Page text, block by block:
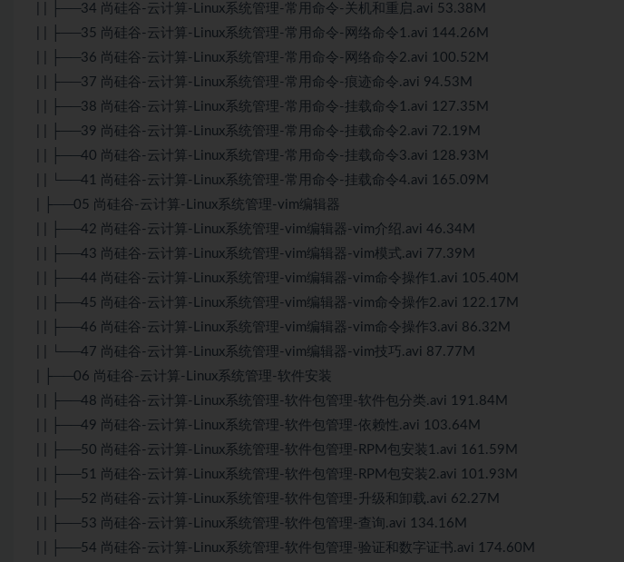
| | ├──34 尚硅谷-云计算-Linux系统管理-常用命令-关机和重启.avi 53.38M
| | ├──35 尚硅谷-云计算-Linux系统管理-常用命令-网络命令1.avi 144.26M
| | ├──36 尚硅谷-云计算-Linux系统管理-常用命令-网络命令2.avi 100.52M
| | ├──37 尚硅谷-云计算-Linux系统管理-常用命令-痕迹命令.avi 94.53M
| | ├──38 尚硅谷-云计算-Linux系统管理-常用命令-挂载命令1.avi 127.35M
| | ├──39 尚硅谷-云计算-Linux系统管理-常用命令-挂载命令2.avi 72.19M
| | ├──40 尚硅谷-云计算-Linux系统管理-常用命令-挂载命令3.avi 128.93M
| | └──41 尚硅谷-云计算-Linux系统管理-常用命令-挂载命令4.avi 165.09M
| ├──05 尚硅谷-云计算-Linux系统管理-vim编辑器
| | ├──42 尚硅谷-云计算-Linux系统管理-vim编辑器-vim介绍.avi 46.34M
| | ├──43 尚硅谷-云计算-Linux系统管理-vim编辑器-vim模式.avi 77.39M
| | ├──44 尚硅谷-云计算-Linux系统管理-vim编辑器-vim命令操作1.avi 105.40M
| | ├──45 尚硅谷-云计算-Linux系统管理-vim编辑器-vim命令操作2.avi 122.17M
| | ├──46 尚硅谷-云计算-Linux系统管理-vim编辑器-vim命令操作3.avi 86.32M
| | └──47 尚硅谷-云计算-Linux系统管理-vim编辑器-vim技巧.avi 87.77M
| ├──06 尚硅谷-云计算-Linux系统管理-软件安装
| | ├──48 尚硅谷-云计算-Linux系统管理-软件包管理-软件包分类.avi 191.84M
| | ├──49 尚硅谷-云计算-Linux系统管理-软件包管理-依赖性.avi 103.64M
| | ├──50 尚硅谷-云计算-Linux系统管理-软件包管理-RPM包安装1.avi 161.59M
| | ├──51 尚硅谷-云计算-Linux系统管理-软件包管理-RPM包安装2.avi 101.93M
| | ├──52 尚硅谷-云计算-Linux系统管理-软件包管理-升级和卸载.avi 62.27M
| | ├──53 尚硅谷-云计算-Linux系统管理-软件包管理-查询.avi 134.16M
| | ├──54 尚硅谷-云计算-Linux系统管理-软件包管理-验证和数字证书.avi 174.60M